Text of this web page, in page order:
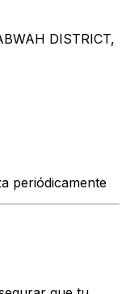
DISTRICT,
periódicamente